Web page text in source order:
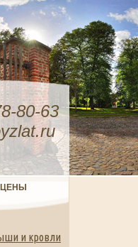
80-63
и кровли